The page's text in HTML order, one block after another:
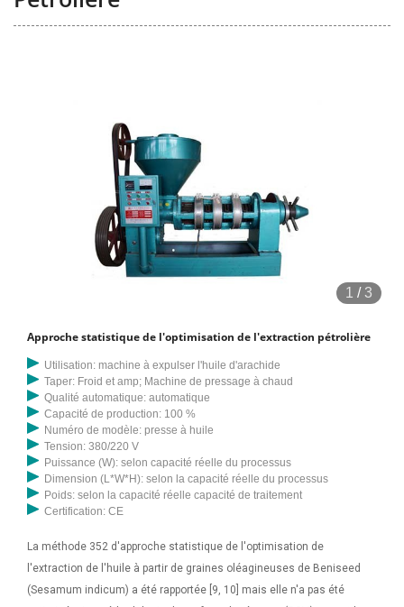
1 /3
Approche statistique de l'optimisation de l'extraction pétrolière
Utilisation: machine à expulser l'huile d'arachide
Taper: Froid et amp; Machine de pressage à chaud
Qualité automatique: automatique
Capacité de production: 100 %
Numéro de modèle: presse à huile
Tension: 380/220 V
Puissance (W): selon capacité réelle du processus
Dimension (L*W*H): selon la capacité réelle du processus
Poids: selon la capacité réelle capacité de traitement
Certification: CE
La méthode 352 d'approche statistique de l'optimisation de
l'extraction de l'huile à partir de graines oléagineuses de Beniseed
(Sesamum indicum) a été rapportée [9, 10] mais elle n'a pas été